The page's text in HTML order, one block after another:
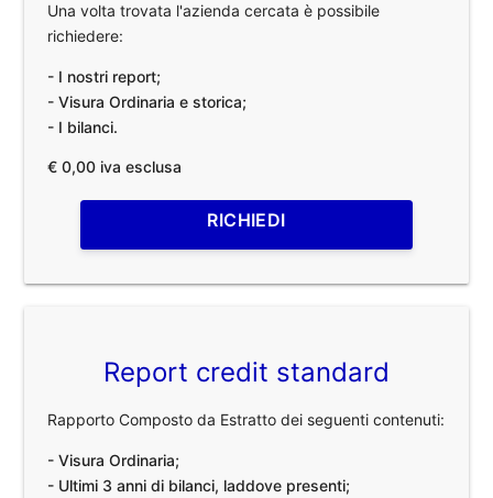
Una volta trovata l'azienda cercata è possibile
richiedere:
- I nostri report;
- Visura Ordinaria e storica;
- I bilanci.
€ 0,00 iva esclusa
RICHIEDI
Report credit standard
Rapporto Composto da Estratto dei seguenti contenuti:
- Visura Ordinaria;
- Ultimi 3 anni di bilanci, laddove presenti;